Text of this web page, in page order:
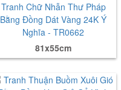
Tranh Chữ Nhẫn Thư Pháp
Bằng Đồng Dát Vàng 24K Ý
Nghĩa - TR0662
81x55cm